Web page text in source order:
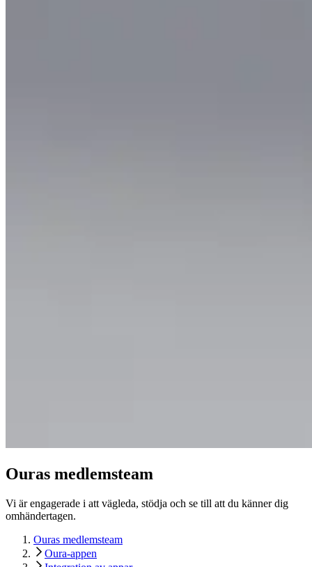
Ouras medlemsteam
Vi är engagerade i att vägleda, stödja och se till att du känner dig
omhändertagen.
Ouras medlemsteam
Oura-appen